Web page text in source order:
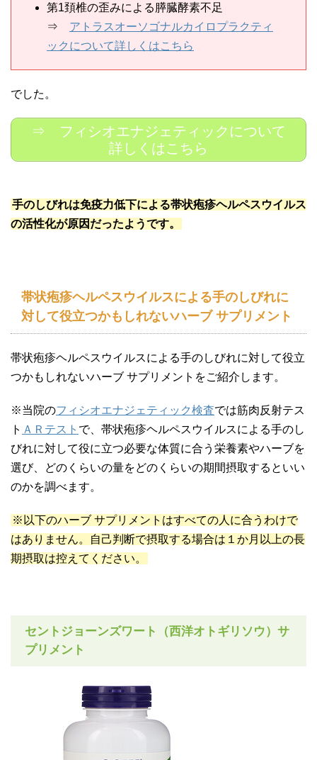
第1頚椎の歪みによる膵臓酵素不足
⇒ アトラスオーソゴナルカイロプラクティ
ックについて詳しくはこちら
でした。
⇒ フィシオエナジェティックについて
詳しくはこちら
手のしびれは免疫力低下による帯状疱疹ヘルペスウイルス
の活性化が原因だったようです。
帯状疱疹ヘルペスウイルスによる手のしびれに
対して役立つかもしれないハーブ サプリメント
帯状疱疹ヘルペスウイルスによる手のしびれに対して役立
つかもしれないハーブ サプリメントをご紹介します。
※当院のフィシオエナジェティック検査では筋肉反射テス
ト ＡＲテスト で、帯状疱疹ヘルペスウイルスによる手のし
びれに対して役に立つ必要な体質に合う栄養素やハーブを
選び、どのくらいの量をどのくらいの期間摂取するといい
のかを調べます。
※以下のハーブ サプリメントはすべての人に合うわけで
はありません。自己判断で摂取する場合は１か月以上の長
期摂取は控えてください。
セントジョーンズワート（西洋オトギリソウ）サ
プリメント